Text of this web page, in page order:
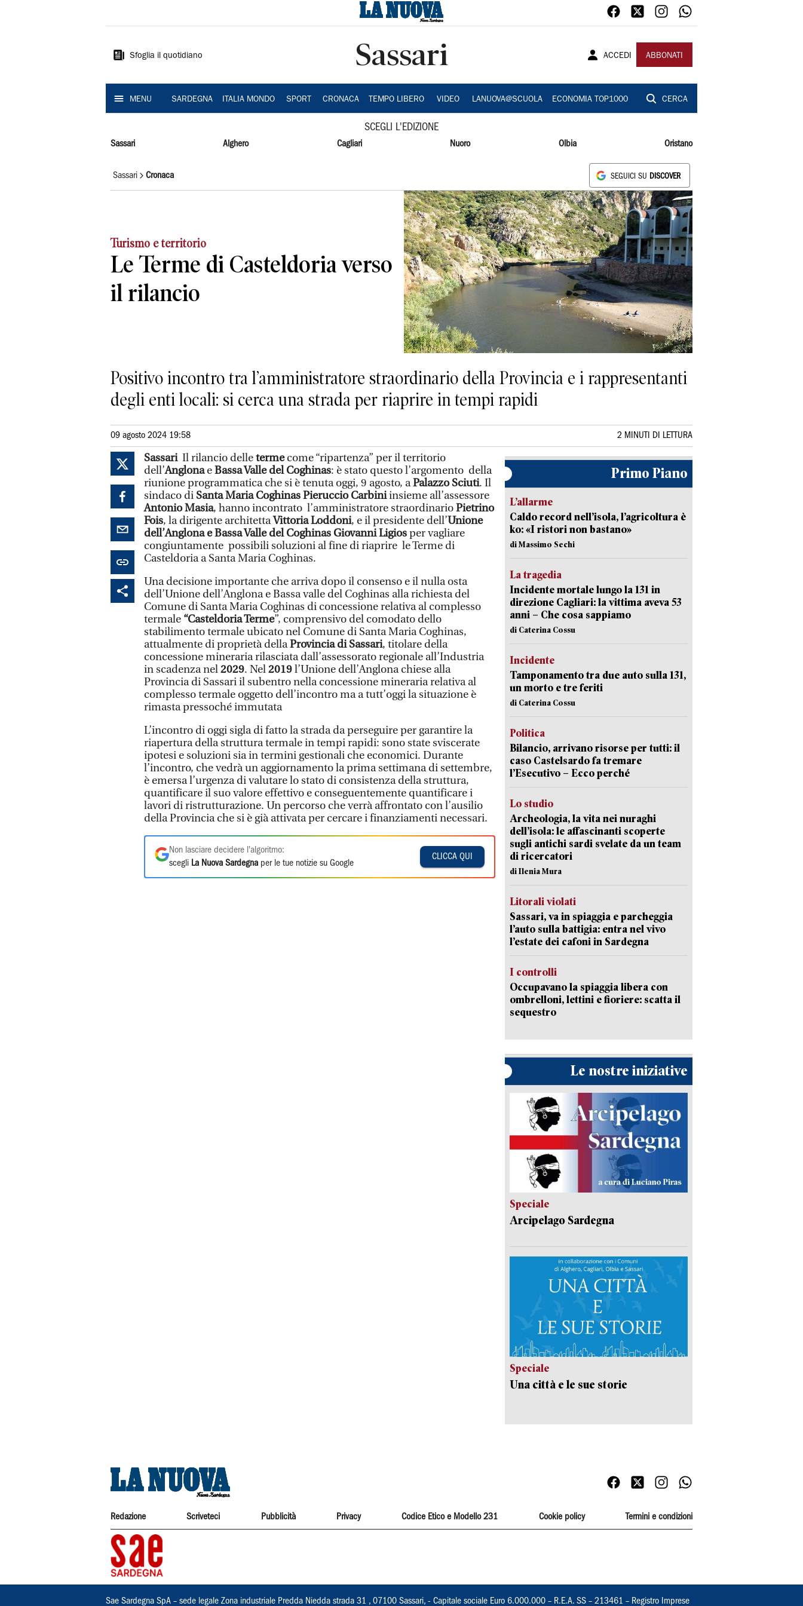
Sardegna
Sfoglia il quotidiano Sassari ACCEDI ABBONATI
MENU SARDEGNA ITALIA MONDO SPORT CRONACA TEMPO LIBERO VIDEO LANUOVA@SCUOLA ECONOMIA TOP1000 CERCA
SCEGLI L'EDIZIONE
Sassari Alghero Cagliari Nuoro Olbia Oristano
Sassari Cronaca SEGUICI SU DISCOVER
Turismo e territorio
Le Terme di Casteldoria verso
il rilancio
Positivo incontro tra l’amministratore straordinario della Provincia e i rappresentanti
degli enti locali: si cerca una strada per riaprire in tempi rapidi
09 agosto 2024 19:58 2 MINUTI DI LETTURA
SassariIl rilancio delletermecome “ripartenza” per il territorio
dell’AnglonaeBassa Valle del Coghinas: è stato questo l’argomento della
riunione programmatica che si è tenuta oggi, 9 agosto, aPalazzo Sciuti. Il
sindaco di Santa Maria Coghinas Pieruccio Carbiniinsieme all’assessore
Antonio Masia, hanno incontrato l’amministratore straordinarioPietrino
Fois, la dirigente architettaVittoria Loddoni, e il presidente dell’Unione
dell’Anglona e Bassa Valle del Coghinas Giovanni Ligiosper vagliare
congiuntamente possibili soluzioni al fine di riaprire le Terme di
Casteldoria a Santa Maria Coghinas.
Una decisione importante che arriva dopo il consenso e il nulla osta
dell’Unione dell’Anglona e Bassa valle del Coghinas alla richiesta del
Comune di Santa Maria Coghinas di concessione relativa al complesso
termale “Casteldoria Terme”, comprensivo del comodato dello
stabilimento termale ubicato nel Comune di Santa Maria Coghinas,
attualmente di proprietà dellaProvincia di Sassari, titolare della
concessione mineraria rilasciata dall’assessorato regionale all’Industria
in scadenza nel2029. Nel2019l’Unione dell’Anglona chiese alla
Provincia di Sassari il subentro nella concessione mineraria relativa al
complesso termale oggetto dell’incontro ma a tutt’oggi la situazione è
rimasta pressoché immutata
L’incontro di oggi sigla di fatto la strada da perseguire per garantire la
riapertura della struttura termale in tempi rapidi: sono state sviscerate
ipotesi e soluzioni sia in termini gestionali che economici. Durante
l’incontro, che vedrà un aggiornamento la prima settimana di settembre,
è emersa l’urgenza di valutare lo stato di consistenza della struttura,
quantificare il suo valore effettivo e conseguentemente quantificare i
lavori di ristrutturazione. Un percorso che verrà affrontato con l’ausilio
della Provincia che si è già attivata per cercare i finanziamenti necessari.
Non lasciare decidere l'algoritmo:
scegli La Nuova Sardegna per le tue notizie su Google
CLICCA QUI
Primo Piano
L’allarme
Caldo record nell’isola, l’agricoltura è
ko: «I ristori non bastano»
di Massimo Sechi
La tragedia
Incidente mortale lungo la 131 in
direzione Cagliari: la vittima aveva 53
anni – Che cosa sappiamo
di Caterina Cossu
Incidente
Tamponamento tra due auto sulla 131,
un morto e tre feriti
di Caterina Cossu
Politica
Bilancio, arrivano risorse per tutti: il
caso Castelsardo fa tremare
l’Esecutivo – Ecco perché
Lo studio
Archeologia, la vita nei nuraghi
dell’isola: le affascinanti scoperte
sugli antichi sardi svelate da un team
di ricercatori
di Ilenia Mura
Litorali violati
Sassari, va in spiaggia e parcheggia
l’auto sulla battigia: entra nel vivo
l’estate dei cafoni in Sardegna
I controlli
Occupavano la spiaggia libera con
ombrelloni, lettini e fioriere: scatta il
sequestro
Le nostre iniziative
Speciale
Arcipelago Sardegna
Speciale
Una città e le sue storie
Redazione Scriveteci Pubblicità Privacy Codice Etico e Modello 231 Cookie policy Termini e condizioni
Sae Sardegna SpA – sede legale Zona industriale Predda Niedda strada 31 , 07100 Sassari, - Capitale sociale Euro 6.000.000 – R.E.A. SS – 213461 – Registro Imprese